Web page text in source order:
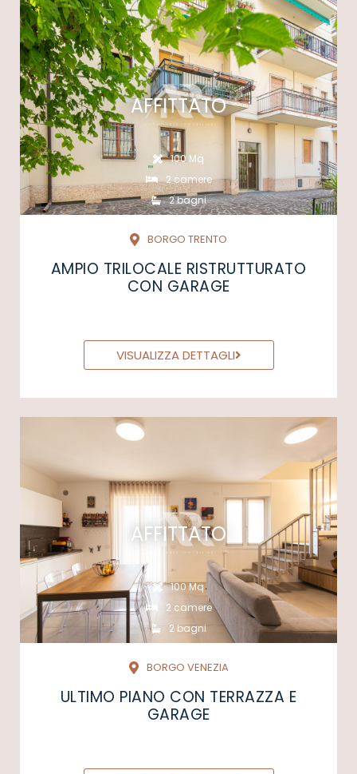
AFFITTATO
100 Mq
2 camere
2 bagni
BORGO TRENTO
AMPIO TRILOCALE RISTRUTTURATO
CON GARAGE
VISUALIZZA DETTAGLI
AFFITTATO
100 Mq
2 camere
2 bagni
BORGO VENEZIA
ULTIMO PIANO CON TERRAZZA E
GARAGE